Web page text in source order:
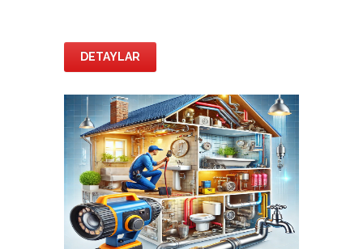
DETAYLAR